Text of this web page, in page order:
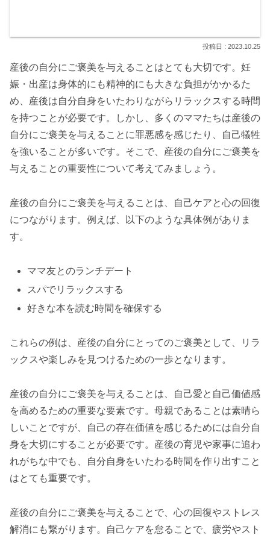
2023.10.25
産後の自分にご褒美を与えることはとても大切です。妊
娠・出産は身体的にも精神的にも大きな負担がかかるた
め、産後は自分自身をいたわりながらリラックスする時間
を持つことが必要です。しかし、多くのママたちは産後の
自分にご褒美を与えることに罪悪感を感じたり、自己犠牲
を強いることが多いです。そこで、産後の自分にご褒美を
与えることの重要性について考えてみましょう。
産後の自分にご褒美を与えることは、自己ケアと心の回復
につながります。例えば、以下のような具体例がありま
す。
ママ友とのランチデート
スパでリラックスする
好きな本を読む時間を確保する
これらの例は、産後の自分にとってのご褒美として、リラ
ックスや楽しみを見つけるための一歩となります。
産後の自分にご褒美を与えることは、自己愛と自己価値感
を高めるための重要な要素です。母親であることは素晴ら
しいことですが、自己の存在価値を感じるためには自分自
身を大切にすることが必要です。産後の育児や家事に追わ
れがちな中でも、自分自身をいたわる時間を作り出すこと
はとても重要です。
産後の自分にご褒美を与えることで、心の回復やストレス
解消にも繋がります。自己ケアを怠ることで、疲労やスト